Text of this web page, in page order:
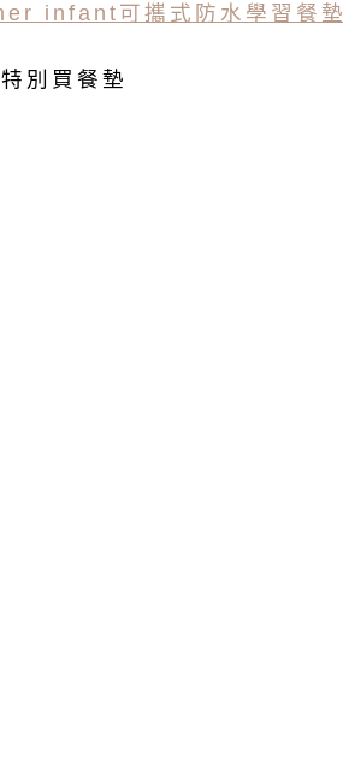
infant可攜式防水學習餐墊
別買餐墊